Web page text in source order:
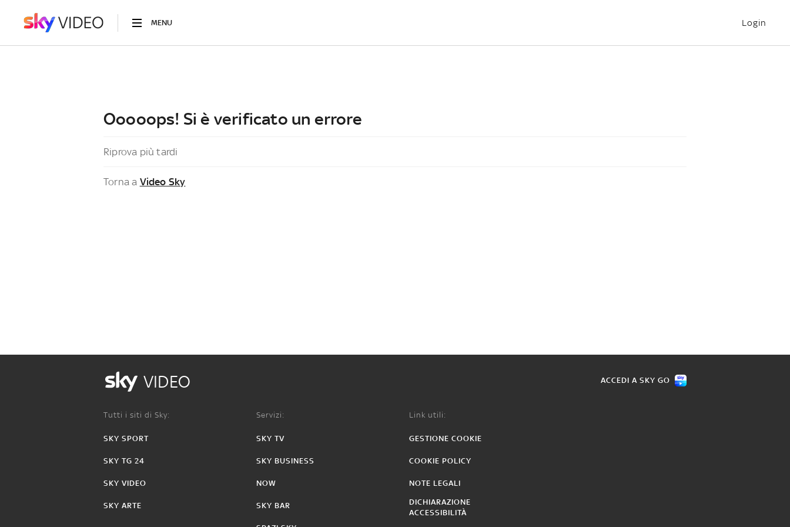
MENU Login
Ooooops! Si è verificato un errore
Riprova più tardi
Torna a Video Sky
VIDEO ACCEDI A SKY GO
Tutti i siti di Sky:
SKY SPORT
SKY TG 24
SKY VIDEO
SKY ARTE
Servizi:
SKY TV
SKY BUSINESS
NOW
SKY BAR
Link utili:
GESTIONE COOKIE
COOKIE POLICY
NOTE LEGALI
DICHIARAZIONE
ACCESSIBILITÀ